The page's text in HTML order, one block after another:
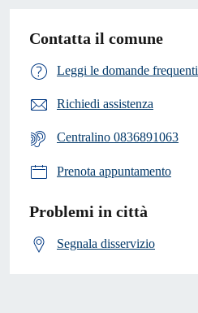
Contatta il comune
Leggi le domande frequenti
Richiedi assistenza
Centralino 0836891063
Prenota appuntamento
Problemi in città
Segnala disservizio